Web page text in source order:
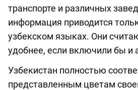
транспорте и различных
информация приводится
узбекском языках. Они
удобнее, если включили бы и
Узбекистан полностью
представленным цветам